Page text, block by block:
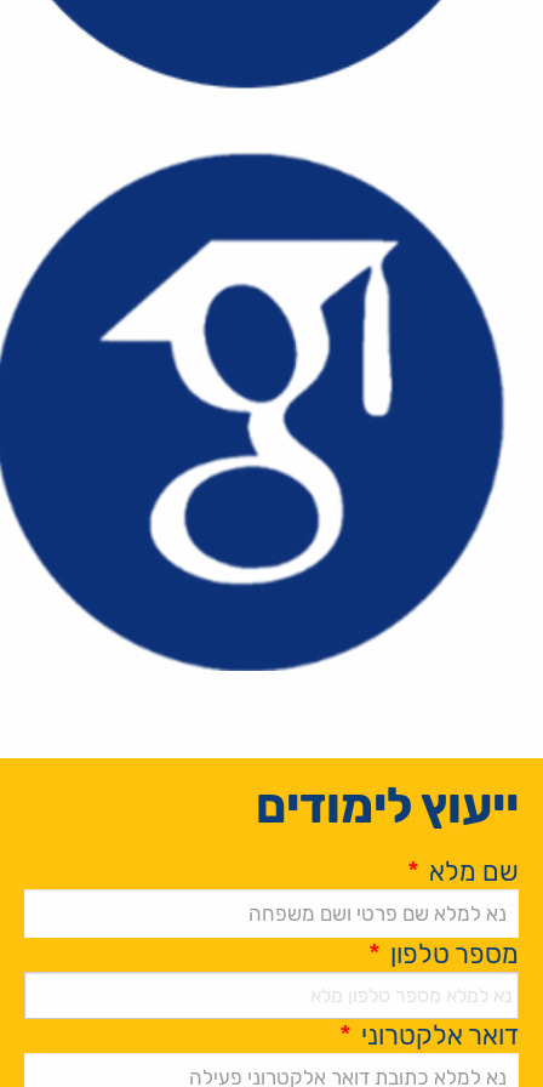
ייעוץ לימודים
שם מלא *
מספר טלפון *
דואר אלקטרוני *
Alternative: